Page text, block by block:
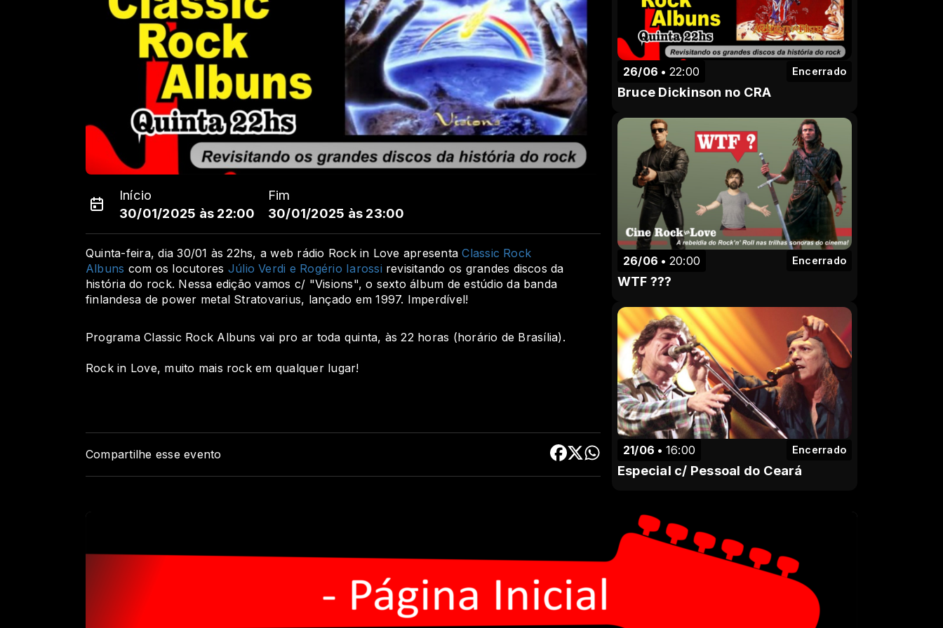
Início
30/01/2025 às 22:00
Fim
30/01/2025 às 23:00
Quinta-feira, dia 30/01 às 22hs, a web rádio Rock in Love apresentaClassic Rock
Albuns com os locutores Júlio Verdi e Rogério Iarossi revisitando os grandes discos da
história do rock. Nessa edição vamos c/ "Visions",o sexto álbum de estúdio da banda
finlandesa de power metal Stratovarius, lançado em 1997. Imperdível!
Programa Classic Rock Albuns vai pro ar toda quinta, às 22 horas (horário de Brasília).
Rock in Love, muito mais rock em qualquer lugar!
26/06 22:00 Encerrado
Bruce Dickinson no CRA
26/06 20:00 Encerrado
WTF ???
21/06 16:00 Encerrado
Especial c/ Pessoal do Ceará
Compartilhe esse evento